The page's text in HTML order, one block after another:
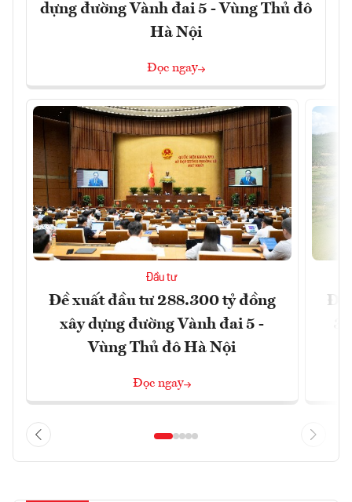
dựng đường Vành đai 5 - Vùng Thủ đô
Hà Nội
Đọc ngay
Đầu tư
Đề xuất đầu tư 288.300 tỷ đồng
xây dựng đường Vành đai 5 -
Vùng Thủ đô Hà Nội
Đọc ngay